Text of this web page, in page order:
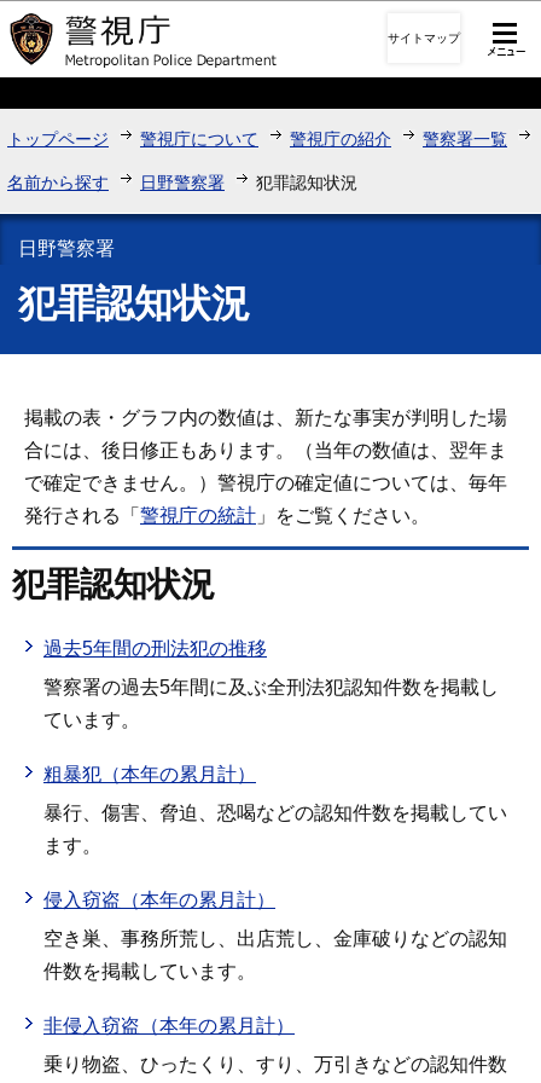
このページの本文へ移動
サイトマップ
トップページ 警視庁について 警視庁の紹介 警察署一覧
名前から探す 日野警察署 犯罪認知状況
日野警察署
犯罪認知状況
掲載の表・グラフ内の数値は、新たな事実が判明した場
合には、後日修正もあります。（当年の数値は、翌年ま
で確定できません。）警視庁の確定値については、毎年
発行される「 警視庁の統計 」をご覧ください。
犯罪認知状況
過去5年間の刑法犯の推移
警察署の過去5年間に及ぶ全刑法犯認知件数を掲載し
ています。
粗暴犯（本年の累月計）
暴行、傷害、脅迫、恐喝などの認知件数を掲載してい
ます。
侵入窃盗（本年の累月計）
空き巣、事務所荒し、出店荒し、金庫破りなどの認知
件数を掲載しています。
非侵入窃盗（本年の累月計）
乗り物盗、ひったくり、すり、万引きなどの認知件数